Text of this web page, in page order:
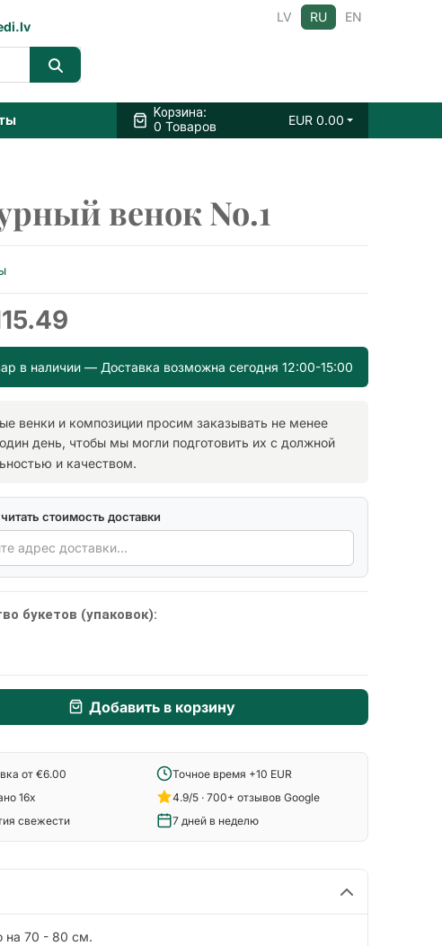
LV RU EN
Kорзина:
0 Товаров
EUR 0.00
венок No.1
в наличии — Доставка возможна сегодня 12:00-15:00
венки и композиции просим заказывать не менее
день, чтобы мы могли подготовить их с должной
и качеством.
стоимость доставки
букетов (упаковок):
Добавить в корзину
от €6.00
Точное время +10 EUR
16x
4.9/5 · 700+ отзывов Google
свежести
7 дней в неделю
на 70 - 80 см.